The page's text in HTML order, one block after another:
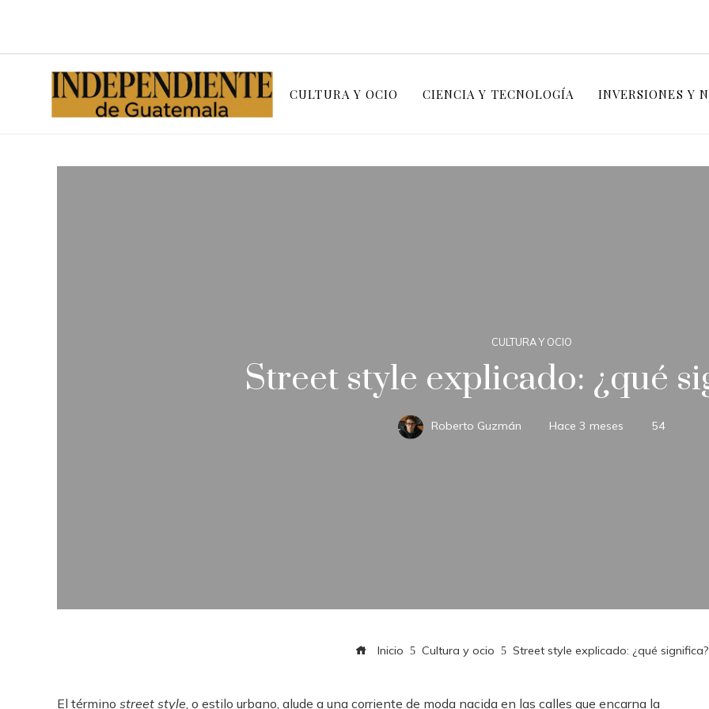
CULTURA Y OCIO CIENCIA Y TECNOLOGÍA INVERSIONES Y
CULTURA Y OCIO
Street style explicado: ¿qué
Roberto Guzmán Hace 3 meses 54
Inicio Cultura y ocio Street style explicado: ¿qué significa?
El término street style, o estilo urbano, alude a una corriente de moda nacida en las calles que encarna la